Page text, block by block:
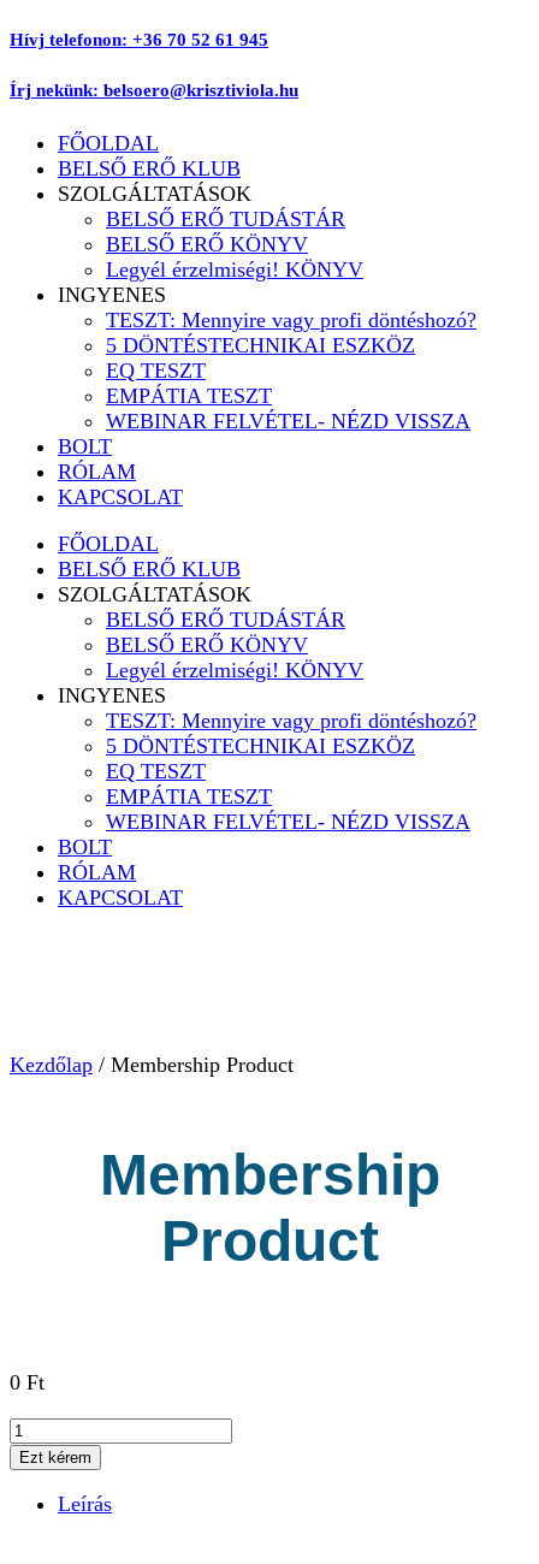
Ugrás
tartalomhoz
Hívj telefonon: +36 70 52 61 945
Írj nekünk: belsoero@krisztiviola.hu
FŐOLDAL
BELSŐ ERŐ KLUB
SZOLGÁLTATÁSOK
BELSŐ ERŐ TUDÁSTÁR
BELSŐ ERŐ KÖNYV
Legyél érzelmiségi! KÖNYV
INGYENES
TESZT: Mennyire vagy profi döntéshozó?
5 DÖNTÉSTECHNIKAI ESZKÖZ
EQ TESZT
EMPÁTIA TESZT
WEBINAR FELVÉTEL- NÉZD VISSZA
BOLT
RÓLAM
KAPCSOLAT
FŐOLDAL
BELSŐ ERŐ KLUB
SZOLGÁLTATÁSOK
BELSŐ ERŐ TUDÁSTÁR
BELSŐ ERŐ KÖNYV
Legyél érzelmiségi! KÖNYV
INGYENES
TESZT: Mennyire vagy profi döntéshozó?
5 DÖNTÉSTECHNIKAI ESZKÖZ
EQ TESZT
EMPÁTIA TESZT
WEBINAR FELVÉTEL- NÉZD VISSZA
BOLT
RÓLAM
KAPCSOLAT
Kezdőlap / Membership Product
Membership
Product
0 Ft
Membership
Product
mennyiség
Ezt kérem
Leírás